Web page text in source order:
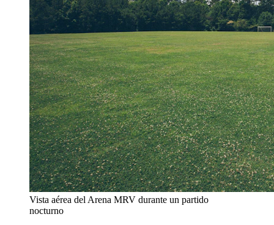
Vista aérea del Arena MRV durante un partido
nocturno